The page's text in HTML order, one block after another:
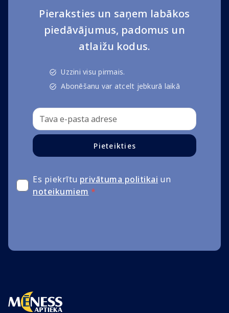
Pieraksties un saņem labākos
piedāvājumus, padomus un
atlaižu kodus.
Uzzini visu pirmais.
Abonēšanu var atcelt jebkurā laikā
Pieteikties
Es piekrītu privātuma politikai un
noteikumiem *